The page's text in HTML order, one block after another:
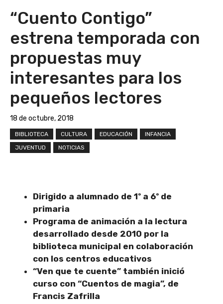
“Cuento Contigo”
estrena temporada con
propuestas muy
interesantes para los
pequeños lectores
18 de octubre, 2018
BIBLIOTECA CULTURA EDUCACIÓN
INFANCIA
JUVENTUD
NOTICIAS
Dirigido a alumnado de 1º a 6º de
primaria
Programa de animación a la lectura
desarrollado desde 2010 por la
biblioteca municipal en colaboración
con los centros educativos
“Ven que te cuente” también inició
curso con “Cuentos de magia”, de
Francis Zafrilla